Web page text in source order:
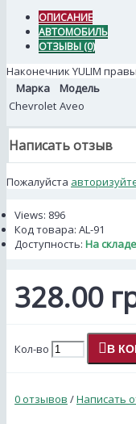
ОПИСАНИЕ
АВТОМОБИЛЬ
ОТЗЫВЫ (0)
Наконечник YULIM
Марка
Модель
Chevrolet Aveo
Написать отзыв
Пожалуйста
Views: 896
Код товара: AL-91
Доступность: На складе
328.00
Кол-во В
0 отзывов /Написать